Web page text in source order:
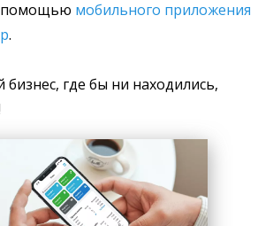
помощью мобильного приложения
.
бизнес, где бы ни находились,